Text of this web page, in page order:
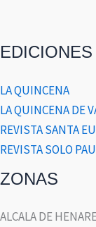
EDICIONES
LA QUINCENA
LA QUINCENA DE
REVISTA SANTA
REVISTA SOLO PAU
ZONAS
ALCALA DE